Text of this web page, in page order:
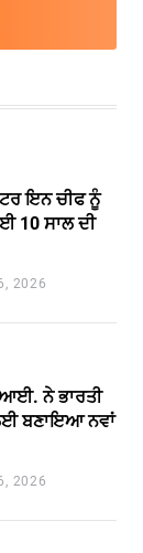
ਇਨ ਚੀਫ ਨੂੰ
10 ਸਾਲ ਦੀ
2026
ਆਈ. ਨੇ ਭਾਰਤੀ
ਬਣਾਇਆ ਨਵਾਂ
2026